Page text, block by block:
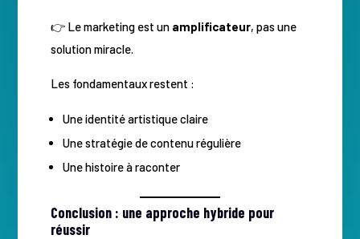
👉 Le marketing est un amplificateur, pas une
solution miracle.
Les fondamentaux restent :
Une identité artistique claire
Une stratégie de contenu régulière
Une histoire à raconter
Conclusion : une approche hybride pour
réussir